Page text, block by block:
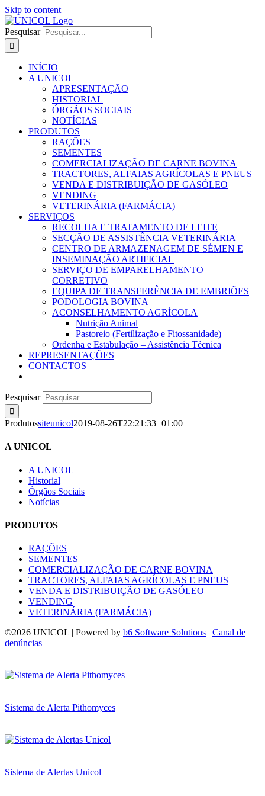
Skip to content
Pesquisar
INÍCIO
A UNICOL
APRESENTAÇÃO
HISTORIAL
ÓRGÃOS SOCIAIS
NOTÍCIAS
PRODUTOS
RAÇÕES
SEMENTES
COMERCIALIZAÇÃO DE CARNE BOVINA
TRACTORES, ALFAIAS AGRÍCOLAS E PNEUS
VENDA E DISTRIBUIÇÃO DE GASÓLEO
VENDING
VETERINÁRIA (FARMÁCIA)
SERVIÇOS
RECOLHA E TRATAMENTO DE LEITE
SECÇÃO DE ASSISTÊNCIA VETERINÁRIA
CENTRO DE ARMAZENAGEM DE SÉMEN E
INSEMINAÇÃO ARTIFICIAL
SERVIÇO DE EMPARELHAMENTO
CORRETIVO
EQUIPA DE TRANSFERÊNCIA DE EMBRIÕES
PODOLOGIA BOVINA
ACONSELHAMENTO AGRÍCOLA
Nutrição Animal
Pastoreio (Fertilização e Fitossanidade)
Ordenha e Estabulação – Assistência Técnica
REPRESENTAÇÕES
CONTACTOS
Pesquisar
Produtossiteunicol2019-08-26T22:21:33+01:00
A UNICOL
A UNICOL
Historial
Órgãos Sociais
Notícias
PRODUTOS
RAÇÕES
SEMENTES
COMERCIALIZAÇÃO DE CARNE BOVINA
TRACTORES, ALFAIAS AGRÍCOLAS E PNEUS
VENDA E DISTRIBUIÇÃO DE GASÓLEO
VENDING
VETERINÁRIA (FARMÁCIA)
©2026 UNICOL | Powered by b6 Software Solutions | Canal de
denúncias
Sistema de Alerta Pithomyces
Sistema de Alertas Unicol